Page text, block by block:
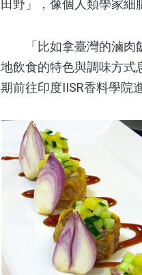
田野」，像個人類學家細
「比如拿臺灣的滷肉飯
地飲食的特色與調味方式
期前往印度IISR香料學院